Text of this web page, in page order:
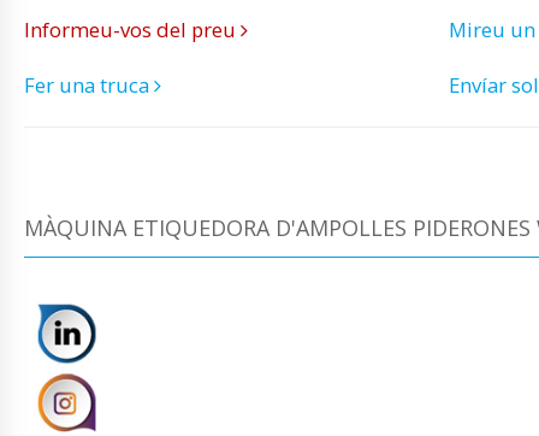
Informeu-vos del preu
Mireu
Fer una truca
Envíar
MÀQUINA ETIQUEDORA D'AMPOLLES